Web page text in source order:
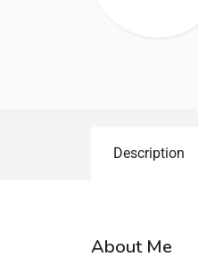
Description
About Me